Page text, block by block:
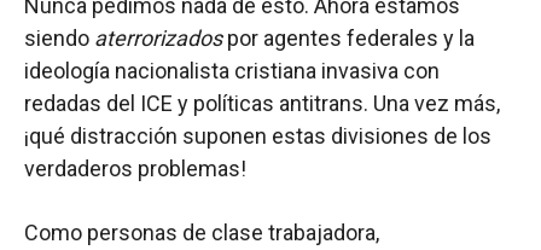
Nunca pedimos nada de esto. Ahora estamos
siendo aterrorizadospor agentes federales y la
ideología nacionalista cristiana invasiva con
redadas del ICE y políticas antitrans. Una vez más,
¡qué distracción suponen estas divisiones de los
verdaderos problemas!
Como personas de clase trabajadora,